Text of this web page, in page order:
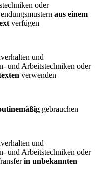
oder
aus einem
verfügen
und
und Arbeitstechniken oder
verwenden
gebrauchen
und
und Arbeitstechniken oder
in unbekannten